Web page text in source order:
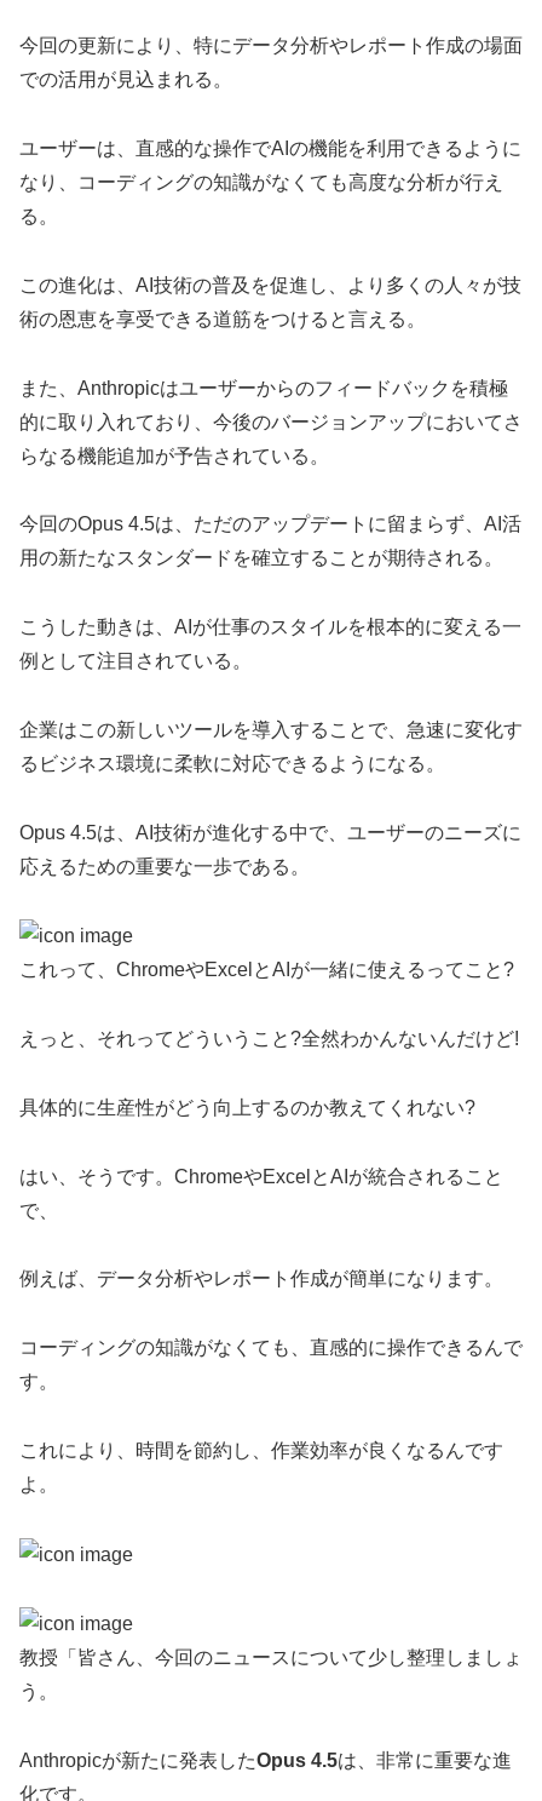
今回の更新により、特にデータ分析やレポート作成の場面
での活用が見込まれる。
ユーザーは、直感的な操作でAIの機能を利用できるように
なり、コーディングの知識がなくても高度な分析が行え
る。
この進化は、AI技術の普及を促進し、より多くの人々が技
術の恩恵を享受できる道筋をつけると言える。
また、Anthropicはユーザーからのフィードバックを積極
的に取り入れており、今後のバージョンアップにおいてさ
らなる機能追加が予告されている。
今回のOpus 4.5は、ただのアップデートに留まらず、AI活
用の新たなスタンダードを確立することが期待される。
こうした動きは、AIが仕事のスタイルを根本的に変える一
例として注目されている。
企業はこの新しいツールを導入することで、急速に変化す
るビジネス環境に柔軟に対応できるようになる。
Opus 4.5は、AI技術が進化する中で、ユーザーのニーズに
応えるための重要な一歩である。
これって、ChromeやExcelとAIが一緒に使えるってこと?
えっと、それってどういうこと?全然わかんないんだけど!
具体的に生産性がどう向上するのか教えてくれない?
はい、そうです。ChromeやExcelとAIが統合されること
で、
例えば、データ分析やレポート作成が簡単になります。
コーディングの知識がなくても、直感的に操作できるんで
す。
これにより、時間を節約し、作業効率が良くなるんです
よ。
教授「皆さん、今回のニュースについて少し整理しましょ
う。
Anthropicが新たに発表したOpus 4.5は、非常に重要な進
化です。